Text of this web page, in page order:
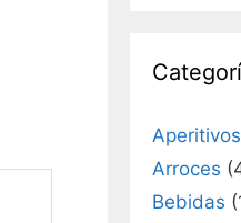
Aperitivos
Arroces
Bebidas